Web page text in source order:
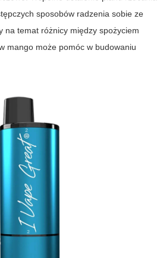
sposobów radzenia sobie ze
na temat różnicy między spożyciem
mango może pomóc w budowaniu